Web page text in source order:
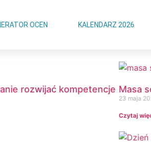
OCEN KALENDARZ 2026
rozwijać kompetencje Masa
23 maja
Czytaj